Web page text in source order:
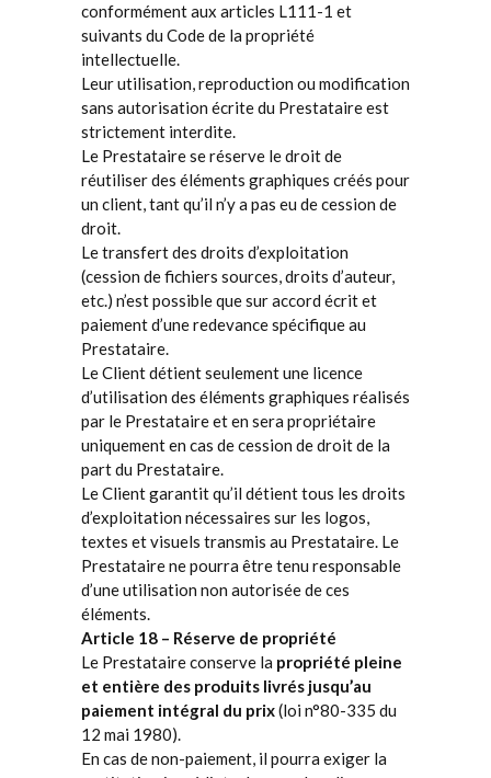
conformément aux articles L111-1 et
suivants du Code de la propriété
intellectuelle.
Leur utilisation, reproduction ou modification
sans autorisation écrite du Prestataire est
strictement interdite.
Le Prestataire se réserve le droit de
réutiliser des éléments graphiques créés pour
un client, tant qu’il n’y a pas eu de cession de
droit.
Le transfert des droits d’exploitation
(cession de fichiers sources, droits d’auteur,
etc.) n’est possible que sur accord écrit et
paiement d’une redevance spécifique au
Prestataire.
Le Client détient seulement une licence
d’utilisation des éléments graphiques réalisés
par le Prestataire et en sera propriétaire
uniquement en cas de cession de droit de la
part du Prestataire.
Le Client garantit qu’il détient tous les droits
d’exploitation nécessaires sur les logos,
textes et visuels transmis au Prestataire. Le
Prestataire ne pourra être tenu responsable
d’une utilisation non autorisée de ces
éléments.
Article 18 – Réserve de propriété
Le Prestataire conserve la propriété pleine
et entière des produits livrés jusqu’au
paiement intégral du prix(loi n°80-335 du
12 mai 1980).
En cas de non-paiement, il pourra exiger la